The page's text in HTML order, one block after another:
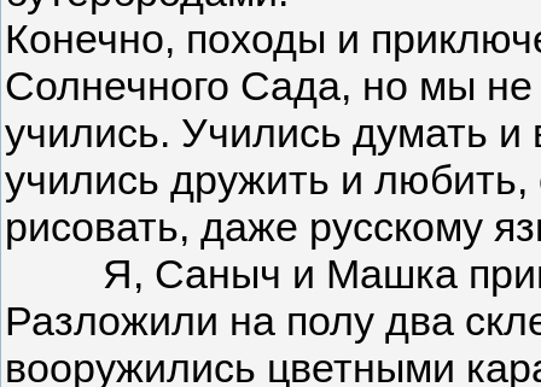
Конечно, походы и
Солнечного Сада, но мы не
учились. Учились думать
учились дружить и любить,
рисовать, даже русскому
Я, Саныч и Машка
Разложили на полу два
вооружились цветными